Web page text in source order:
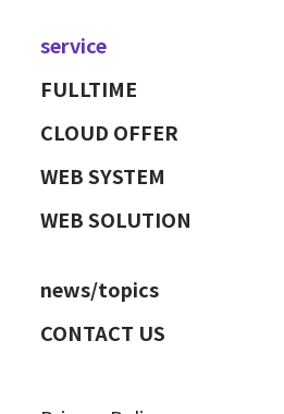
service
FULLTIME
CLOUD OFFER
WEB SYSTEM
WEB SOLUTION
news/topics
CONTACT US